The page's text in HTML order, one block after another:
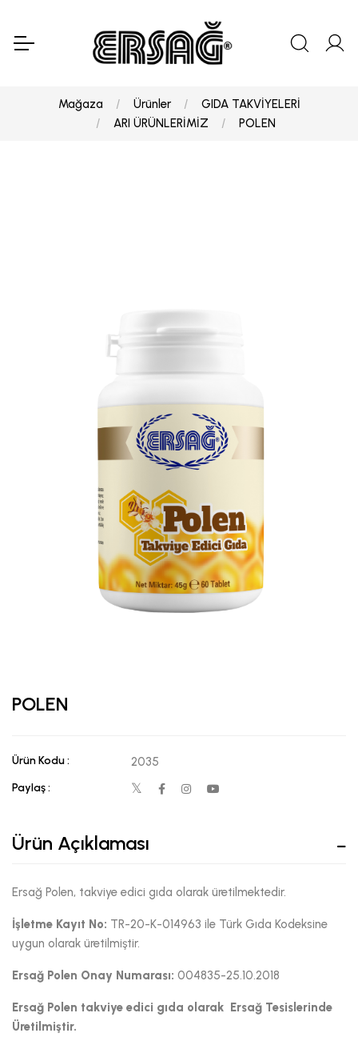
Mağaza Ürünler
GIDA TAKVİYELERİ
ARI ÜRÜNLERİMİZ
POLEN
POLEN
Ürün Kodu : 2035
Paylaş :
Ürün Açıklaması
Ersağ Polen, takviye edici gıda olarak üretilmektedir.
İşletme Kayıt No: TR-20-K-014963 ile Türk Gıda Kodeksine
uygun olarak üretilmiştir.
Ersağ Polen Onay Numarası: 004835-25.10.2018
Ersağ Polen takviye edici gıda olarak Ersağ Tesislerinde
Üretilmiştir.